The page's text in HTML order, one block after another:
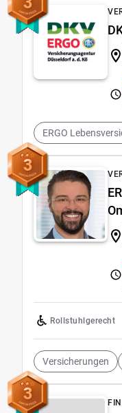
3
Rollstuhlgerecht
Versicherungen
3